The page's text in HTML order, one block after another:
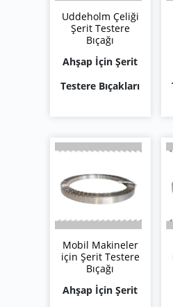
Uddeholm Çeliği
Şerit Testere
Bıçağı
Ahşap İçin Şerit
Testere Bıçakları
Mobil Makineler
için Şerit Testere
Bıçağı
Ahşap İçin Şerit